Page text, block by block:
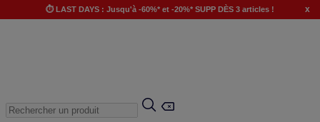
⏱️ LAST DAYS : Jusqu'à -60%* et -20%* SUPP DÈS 3 articles ! x